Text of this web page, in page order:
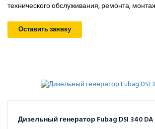
технического обслуживания, ремонта,
Оставить заявку
Дизельный генератор Fubag DSI 340 DA